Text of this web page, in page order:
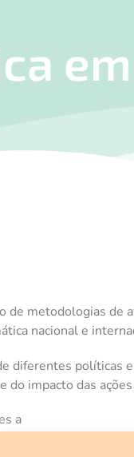
em
metodologias de
nacional e
diferentes políticas
impacto das
a